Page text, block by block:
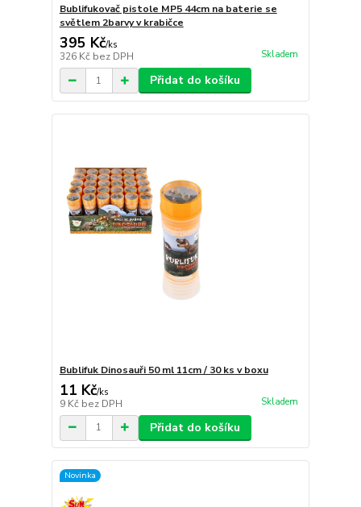
Bublifukovač pistole MP5 44cm na baterie se
světlem 2barvy v krabičce
395 Kč/ks
326 Kč bez DPH Skladem
Přidat do košíku
Bublifuk Dinosauři 50 ml 11cm / 30 ks v boxu
11 Kč/ks
9 Kč bez DPH Skladem
Přidat do košíku
Novinka